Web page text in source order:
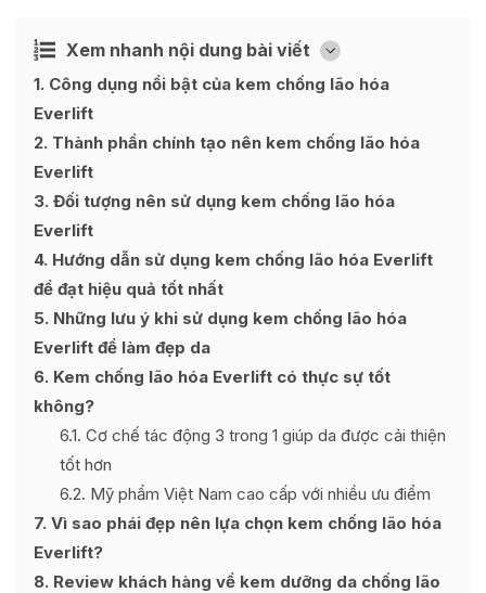
Xem nhanh nội dung bài viết [
Ẩn
1 Công dụng nổi bật của kem chống lão hóa
Everlift
2 Thành phần chính tạo nên kem chống lão hóa
Everlift
3 Đối tượng nên sử dụng kem chống lão hóa
Everlift
4 Hướng dẫn sử dụng kem chống lão hóa Everlift
để đạt hiệu quả tốt nhất
5 Những lưu ý khi sử dụng kem chống lão hóa
Everlift để làm đẹp da
6 Kem chống lão hóa Everlift có thực sự tốt
không?
6.1 Cơ chế tác động 3 trong 1 giúp da được cải thiện
tốt hơn
6.2 Mỹ phẩm Việt Nam cao cấp với nhiều ưu điểm
7 Vì sao phái đẹp nên lựa chọn kem chống lão hóa
Everlift?
8 Review khách hàng về kem dưỡng da chống lão